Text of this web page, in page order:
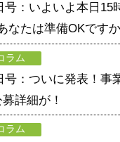
号：いよいよ本日15
なたは準備OKです
ラム
号：ついに発表！事
詳細が！
ラム